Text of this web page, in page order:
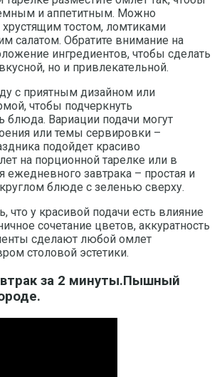
и аппетитным. Можно
тостом, ломтиками
салатом. Обратите внимание на
ингредиентов, чтобы сделать
но и привлекательной.
с приятным дизайном или
чтобы подчеркнуть
блюда. Вариации подачи могут
или темы сервировки –
подойдет красиво
на порционной тарелке или в
завтрака – простая и
блюде с зеленью сверху.
что у красивой подачи есть влияние
сочетание цветов, аккуратность
сделают любой омлет
столовой эстетики.
за 2 минуты.Пышный